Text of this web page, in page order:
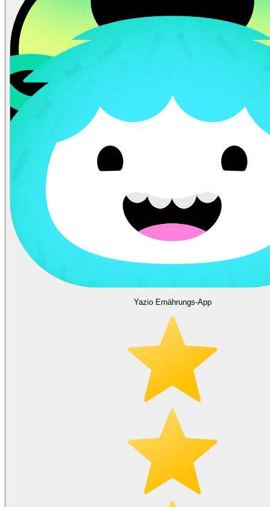
Yazio Ernährungs-App